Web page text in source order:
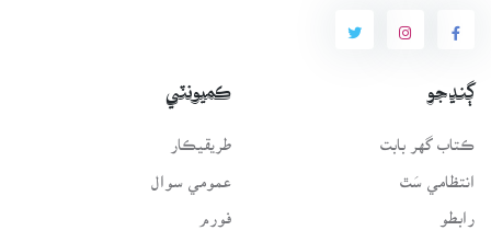
ڳنڍجو
ڪتاب گهر بابت
انتظامي سَٿ
رابطو
ڪميونٽي
طريقيڪار
عمومي سوال
فورم